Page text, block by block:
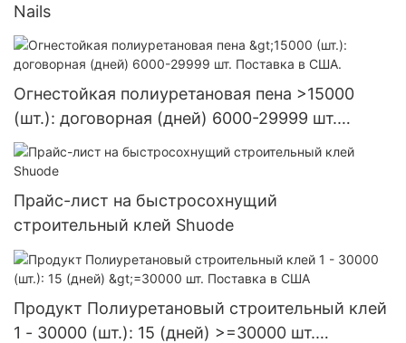
Nails
Огнестойкая полиуретановая пена >15000
(шт.): договорная (дней) 6000-29999 шт.
Поставка в США.
Прайс-лист на быстросохнущий
строительный клей Shuode
Продукт Полиуретановый строительный клей
1 - 30000 (шт.): 15 (дней) >=30000 шт.